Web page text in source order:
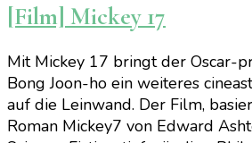
[Film] Mickey 17
Mit Mickey 17 bringt der Oscar-
Bong Joon-ho ein weiteres
auf die Leinwand. Der Film,
Roman Mickey7 von Edward